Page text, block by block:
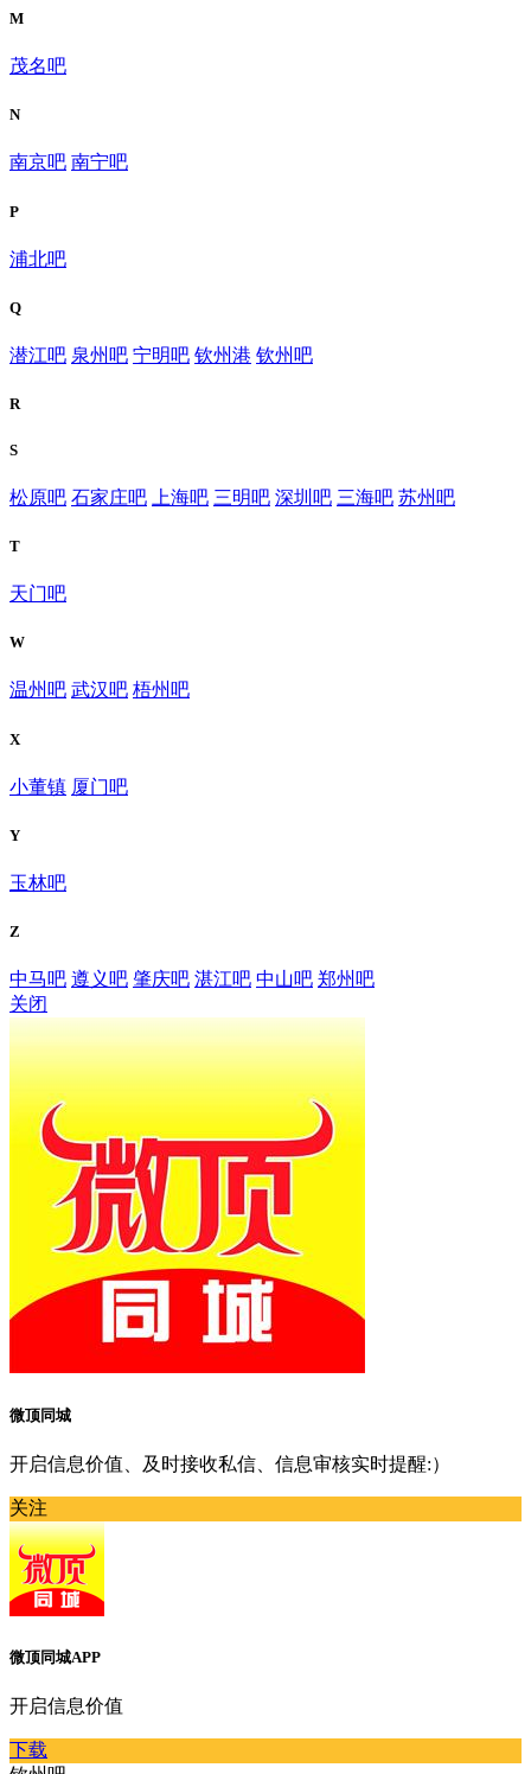
M
茂名吧
N
南京吧 南宁吧
P
浦北吧
Q
潜江吧 泉州吧 宁明吧 钦州港 钦州吧
R
S
松原吧 石家庄吧 上海吧 三明吧 深圳吧 三海吧 苏州吧
T
天门吧
W
温州吧 武汉吧 梧州吧
X
小董镇 厦门吧
Y
玉林吧
Z
中马吧 遵义吧 肇庆吧 湛江吧 中山吧 郑州吧
关闭
微顶同城
开启信息价值、及时接收私信、信息审核实时提醒:）
关注
微顶同城APP
开启信息价值
下载